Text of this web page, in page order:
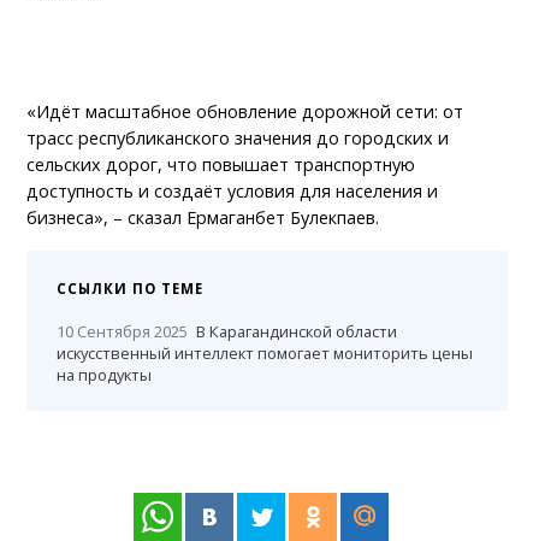
«Идёт масштабное обновление дорожной сети: от
трасс республиканского значения до городских и
сельских дорог, что повышает транспортную
доступность и создаёт условия для населения и
бизнеса», – сказал Ермаганбет Булекпаев.
ССЫЛКИ ПО ТЕМЕ
10 Сентября 2025 В Карагандинской области
искусственный интеллект помогает мониторить цены
на продукты